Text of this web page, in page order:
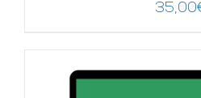
35,00